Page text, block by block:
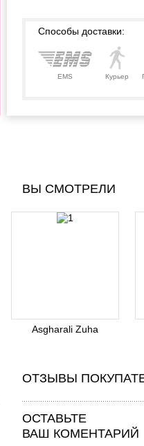
Способы доставки:
EMS Курьер
ВЫ СМОТРЕЛИ
Asgharali Zuha
ОТЗЫВЫ
ОСТАВЬТЕ
ВАШ КОМЕНТАРИЙ